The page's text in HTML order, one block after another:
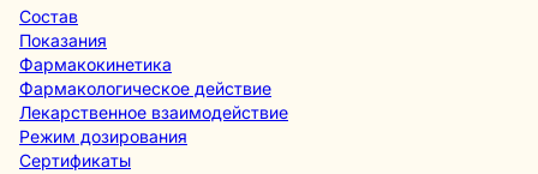
Состав
Показания
Фармакокинетика
Фармакологическое действие
Лекарственное взаимодействие
Режим дозирования
Сертификаты